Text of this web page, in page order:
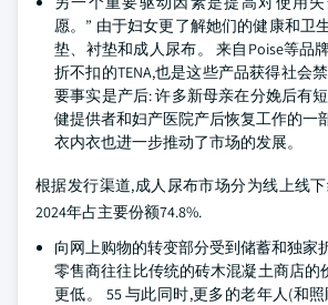
愿。” 由于妇女更了解她们的健康和卫
垫、衬垫和成人尿布。 来自Poise等品
折不扣的TENA,也是这些产品获得社会
要事实是产后: 许多新母亲在分娩后有
健提供者和妇产医院产后恢复工作的一
衣内衣也进一步推动了市场的发展。
根据发行渠道,成人尿布市场分为线上线
2024年占主要份额74.8%.
向网上购物的转变部分受到储蓄和独家
零售商往往比传统的砖木混凝土商店的
更低。 55 与此同时,更多的老年人(和